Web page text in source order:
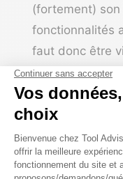
(fortement)
fonctionnalités
faut donc être
connaissance
Tarifs
Pour cette
s’agit pas de